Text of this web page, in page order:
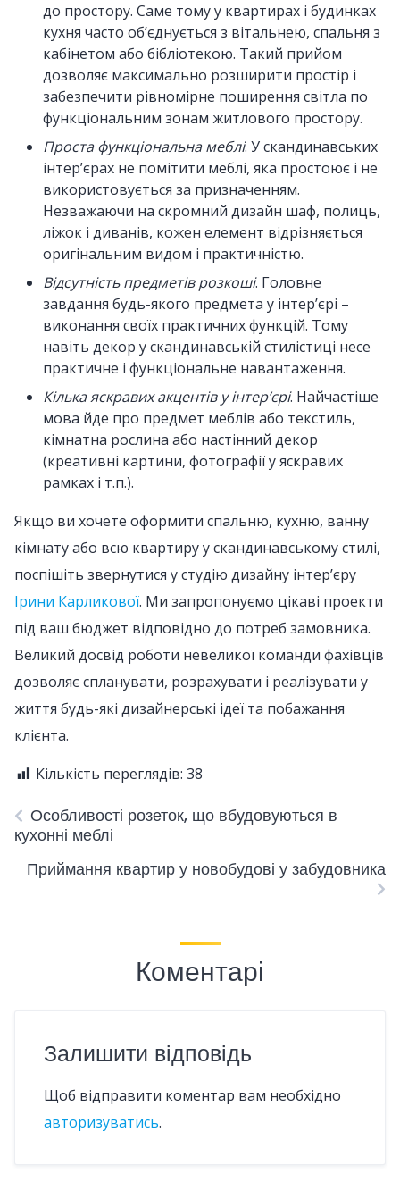
до простору. Саме тому у квартирах і будинках
кухня часто об’єднується з вітальнею, спальня з
кабінетом або бібліотекою. Такий прийом
дозволяє максимально розширити простір і
забезпечити рівномірне поширення світла по
функціональним зонам житлового простору.
Проста функціональна меблі. У скандинавських
інтер’єрах не помітити меблі, яка простоює і не
використовується за призначенням.
Незважаючи на скромний дизайн шаф, полиць,
ліжок і диванів, кожен елемент відрізняється
оригінальним видом і практичністю.
Відсутність предметів розкоші. Головне
завдання будь-якого предмета у інтер’єрі –
виконання своїх практичних функцій. Тому
навіть декор у скандинавській стилістиці несе
практичне і функціональне навантаження.
Кілька яскравих акцентів у інтер’єрі. Найчастіше
мова йде про предмет меблів або текстиль,
кімнатна рослина або настінний декор
(креативні картини, фотографії у яскравих
рамках і т.п.).
Якщо ви хочете оформити спальню, кухню, ванну
кімнату або всю квартиру у скандинавському стилі,
поспішіть звернутися у студію дизайну інтер’єру
Ірини Карликової. Ми запропонуємо цікаві проекти
під ваш бюджет відповідно до потреб замовника.
Великий досвід роботи невеликої команди фахівців
дозволяє спланувати, розрахувати і реалізувати у
життя будь-які дизайнерські ідеї та побажання
клієнта.
Кількість переглядів: 38
Особливості розеток, що вбудовуються в
кухонні меблі
Приймання квартир у новобудові у забудовника
Коментарі
Залишити відповідь
Щоб відправити коментар вам необхідно
авторизуватись.